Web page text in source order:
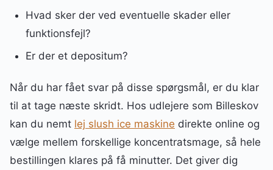
Hvad sker der ved eventuelle skader eller
funktionsfejl?
Er der et depositum?
Når du har fået svar på disse spørgsmål, er du klar
til at tage næste skridt. Hos udlejere som Billeskov
kan du nemt lej slush ice maskine direkte online og
vælge mellem forskellige koncentratsmage, så hele
bestillingen klares på få minutter. Det giver dig